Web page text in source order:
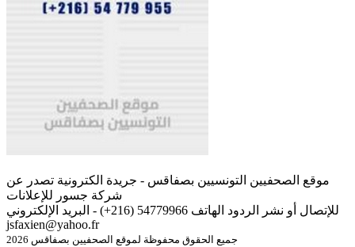
موقع الصحفيين التونسيين بصفاقس - جريدة الكترونية تصدر عن
شركة جسور للإعلانات
للإتصال أو نشر الردود الهاتف 54779966 (216+) - البريد الإلكتروني
jsfaxien@yahoo.fr
جميع الحقوق محفوظة لموقع الصحفيين بصفاقس 2026